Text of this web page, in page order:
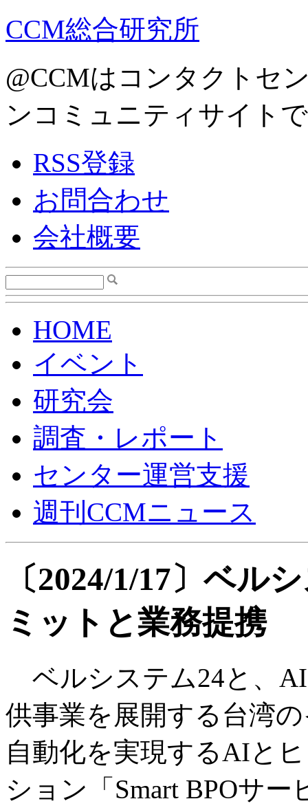
CCM総合研究所
@CCMはコンタクトセ
ンコミュニティサイト
RSS登録
お問合わせ
会社概要
HOME
イベント
研究会
調査・レポート
センター運営支援
週刊CCMニュース
〔2024/1/17〕ベル
ミットと業務提携
ベルシステム24と、
供事業を展開する台湾
自動化を実現するAIと
ション「Smart BPOサ